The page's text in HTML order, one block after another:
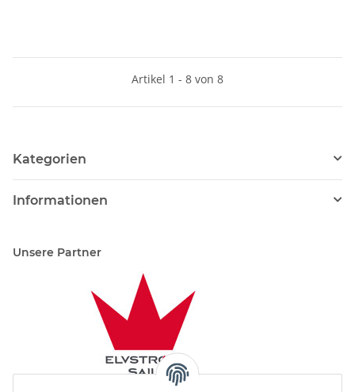
Artikel 1 - 8 von 8
Kategorien
Informationen
Unsere Partner